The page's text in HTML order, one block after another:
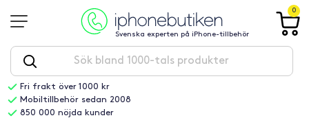
Svenska experten på iPhone-tillbehör
0
Fri frakt över 1000 kr
Mobiltillbehör sedan 2008
850 000 nöjda kunder